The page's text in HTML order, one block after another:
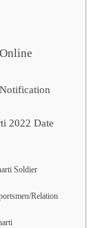
2022 Date
Soldier
Relation